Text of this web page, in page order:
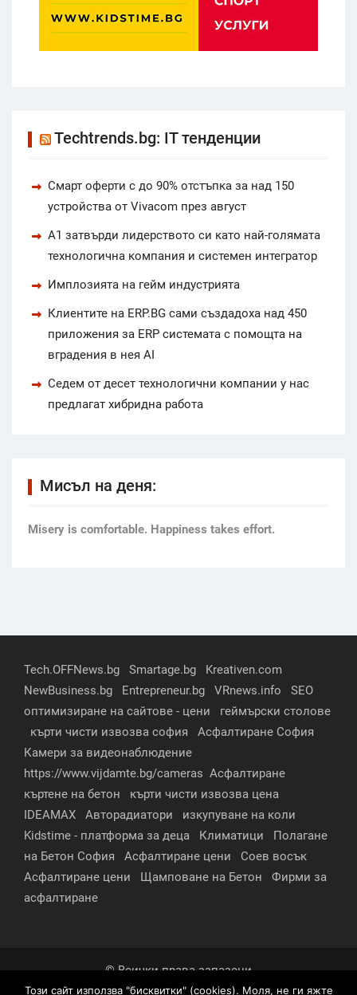
Techtrends.bg: IT тенденции
Смарт оферти с до 90% отстъпка за над 150
устройства от Vivacom през август
А1 затвърди лидерството си като най-голямата
технологична компания и системен интегратор
Имплозията на гейм индустрията
Клиентите на ERP.BG сами създадоха над 450
приложения за ERP системата с помощта на
вградения в нея AI
Седем от десет технологични компании у нас
предлагат хибридна работа
Мисъл на деня:
Мisery is comfortable. Happiness takes effort.
Tech.OFFNews.bg Smartage.bg
Kreativen.com
NewBusiness.bg
Entrepreneur.bg VRnews.info
SEO
оптимизиране на сайтове - цени
геймърски столове
кърти чисти извозва софия
Асфалтиране София
Камери за видеонаблюдение
https://www.vijdamte.bg/cameras Асфалтиране
къртене на бетон
кърти чисти извозва цена
IDEAMAX
Авторадиатори
изкупуване на коли
Kidstime - платформа за деца
Климатици
Полагане
на Бетон София
Асфалтиране цени
Соев восък
Асфалтиране цени
Щамповане на Бетон
Фирми за
асфалтиране
© Всички права запазени
Този сайт използва "бисквитки" (cookies). Моля, не ги яжте